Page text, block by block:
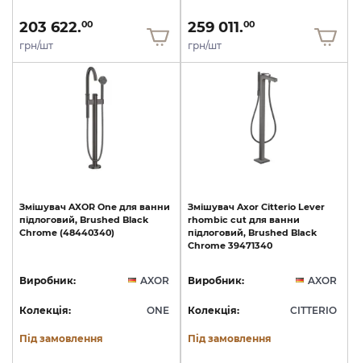
203 622.00
грн/шт
259 011.00
грн/шт
Змішувач AXOR One для ванни
підлоговий, Brushed Black
Chrome (48440340)
Виробник: AXOR
Колекція: ONE
Під замовлення
Змішувач Axor Citterio Lever
rhombic cut для ванни
підлоговий, Brushed Black
Chrome 39471340
Виробник: AXOR
Колекція: CITTERIO
Під замовлення